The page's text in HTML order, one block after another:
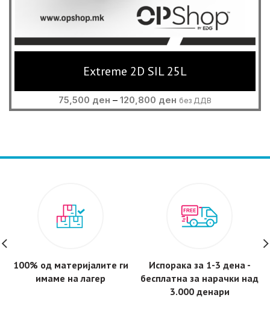
Extreme 2D SIL 25L
75,500 ден – 120,800 ден Price
range:
без ДДВ
100% од материјалите ги
имаме на лагер
Испорака за 1-3 дена -
бесплатнa за нарачки над
3.000 денари